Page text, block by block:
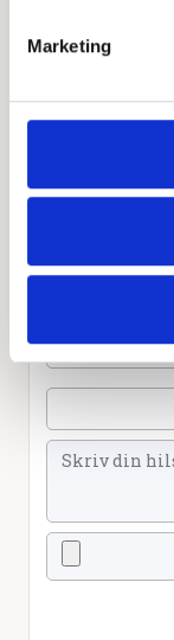
Marketing
Personlig
lys, skrive et
dele billeder og